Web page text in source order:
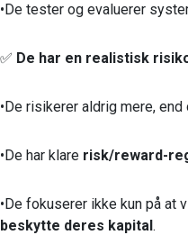
•De tester og evaluerer
✅ De har en realistisk
•De risikerer aldrig mere, end
•De har klare risk/reward-
•De fokuserer ikke kun på at
beskytte deres kapital.